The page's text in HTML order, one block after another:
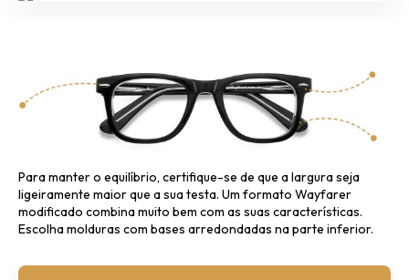
Para manter o equilíbrio, certifique-se de que a largura seja
ligeiramente maior que a sua testa. Um formato Wayfarer
modificado combina muito bem com as suas características.
Escolha molduras com bases arredondadas na parte inferior.